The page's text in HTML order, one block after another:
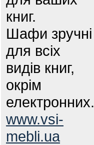
книг.
Шафи зручні
для всіх
видів книг,
окрім
електронних.
www.vsi-
mebli.ua